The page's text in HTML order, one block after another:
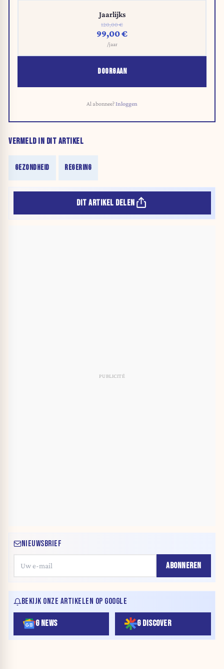
Jaarlijks
120,00 €
99,00 €
/jaar
DOORGAAN
Al abonnee?Inloggen
VERMELD IN DIT ARTIKEL
GEZONDHEID REGERING
DIT ARTIKEL DELEN
NIEUWSBRIEF
ABONNEREN
BEKIJK ONZE ARTIKELEN OP GOOGLE
G NEWS G DISCOVER